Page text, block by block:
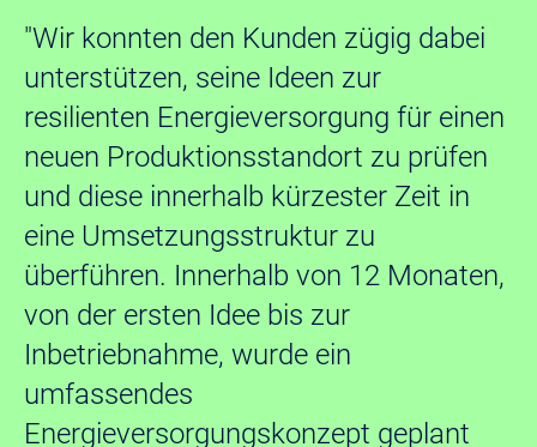
"Wir konnten den Kunden zügig dabei
unterstützen, seine Ideen zur
resilienten Energieversorgung für einen
neuen Produktionsstandort zu prüfen
und diese innerhalb kürzester Zeit in
eine Umsetzungsstruktur zu
überführen. Innerhalb von 12 Monaten,
von der ersten Idee bis zur
Inbetriebnahme, wurde ein
umfassendes
Energieversorgungskonzept geplant